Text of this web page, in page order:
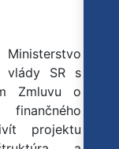
vlády SR s
Zmluvu o
projektu